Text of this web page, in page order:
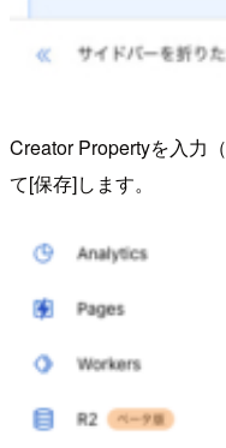
Creator Propertyを入力（
て[保存]します。